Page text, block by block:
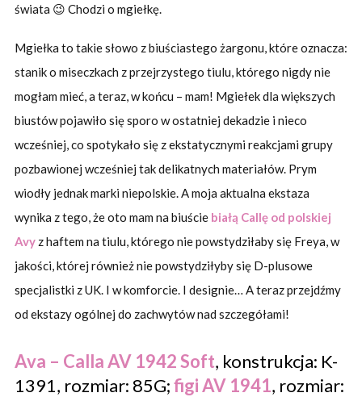
świata 😉 Chodzi o mgiełkę.
Mgiełka to takie słowo z biuściastego żargonu, które oznacza:
stanik o miseczkach z przejrzystego tiulu, którego nigdy nie
mogłam mieć, a teraz, w końcu – mam! Mgiełek dla większych
biustów pojawiło się sporo w ostatniej dekadzie i nieco
wcześniej, co spotykało się z ekstatycznymi reakcjami grupy
pozbawionej wcześniej tak delikatnych materiałów. Prym
wiodły jednak marki niepolskie. A moja aktualna ekstaza
wynika z tego, że oto mam na biuście białą Callę od polskiej
Avyz haftem na tiulu, którego nie powstydziłaby się Freya, w
jakości, której również nie powstydziłyby się D-plusowe
specjalistki z UK. I w komforcie. I designie… A teraz przejdźmy
od ekstazy ogólnej do zachwytów nad szczegółami!
Ava – Calla AV 1942 Soft, konstrukcja: K-
1391, rozmiar: 85G;figi AV 1941, rozmiar: